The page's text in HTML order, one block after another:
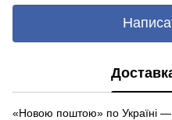
«Новою поштою» по Україні —